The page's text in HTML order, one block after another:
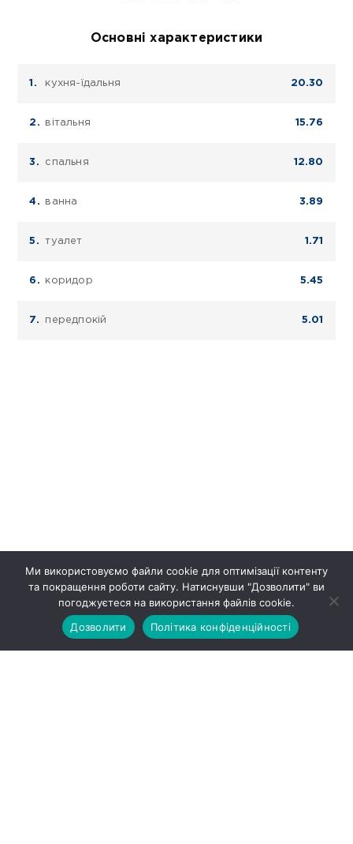
Основні характеристики
кухня-їдальня 20.30
вітальня 15.76
спальня 12.80
ванна 3.89
туалет 1.71
коридор 5.45
передпокій 5.01
Ми використовуємо файли cookie для оптимізації контенту
та покращення роботи сайту. Натиснувши "Дозволити" ви
погоджуєтеся на використання файлів cookie.
Дозволити
Політика конфіденційності